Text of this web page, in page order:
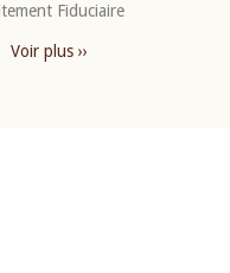
Fiduciaire
Voir plus ››